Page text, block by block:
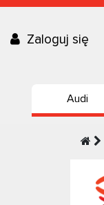
Zaloguj się
Audi